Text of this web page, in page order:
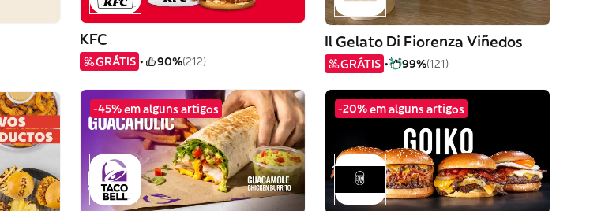
KFC
GRÁTIS 90%(212)
Il Gelato Di Fiorenza Viñedos
GRÁTIS 99%(121)
-45% em alguns artigos -20% em alguns artigos